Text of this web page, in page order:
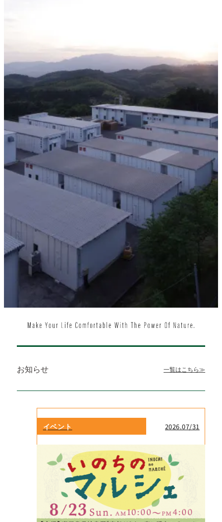
お知らせ 一覧はこちら≫
イベント 2026.07/31